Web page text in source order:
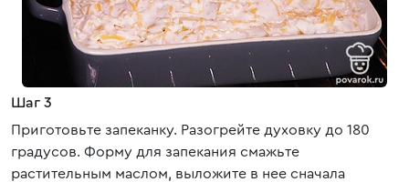
Шаг 3
Приготовьте запеканку. Разогрейте духовку до 180
градусов. Форму для запекания смажьте
растительным маслом, выложите в нее сначала